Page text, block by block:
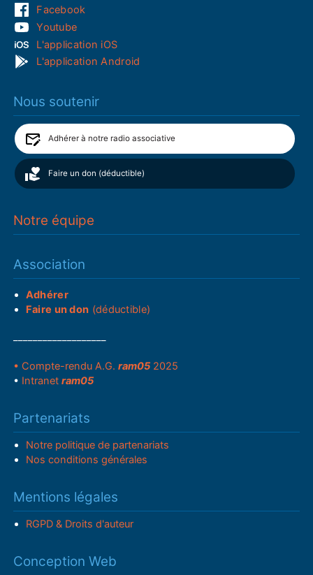
Facebook
Youtube
L'application iOS
L'application Android
Nous soutenir
Adhérer à notre radio associative
Faire un don (déductible)
Notre équipe
Association
Adhérer
Faire un don (déductible)
• Compte-rendu A.G.ram05 2025
• Intranetram05
Partenariats
Notre politique de partenariats
Nos conditions générales
Mentions légales
RGPD & Droits d'auteur
Conception Web